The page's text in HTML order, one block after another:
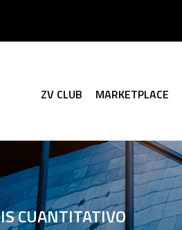
ZV CLUB MARKETPLACE
CUANTITATIVO